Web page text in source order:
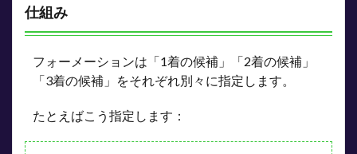
仕組み
フォーメーションは「1着の候補」「2着の候補」
「3着の候補」をそれぞれ別々に指定します。
たとえばこう指定します：